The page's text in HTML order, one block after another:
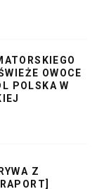
OWOCE
POLSKA W
Z